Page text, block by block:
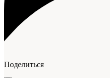
Поделиться